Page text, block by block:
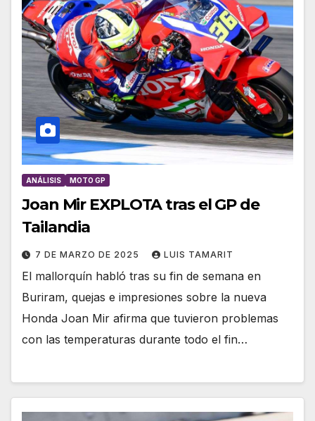
ANÁLISIS MOTO GP
Joan Mir EXPLOTA tras el GP de
Tailandia
7 DE MARZO DE 2025 LUIS TAMARIT
El mallorquín habló tras su fin de semana en
Buriram, quejas e impresiones sobre la nueva
Honda Joan Mir afirma que tuvieron problemas
con las temperaturas durante todo el fin…